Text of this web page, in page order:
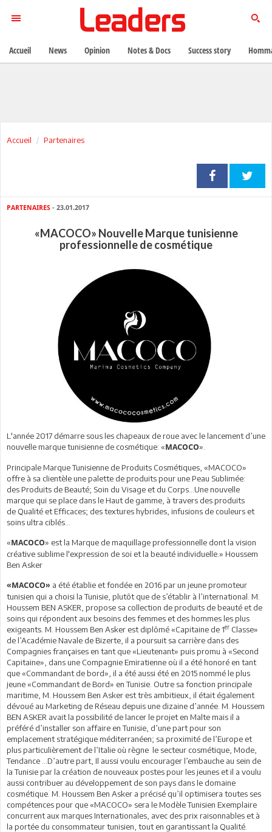
Accueil Partenaires
PARTENAIRES - 23.01.2017
«MACOCO» Nouvelle Marque tunisienne
professionnelle de cosmétique
L'année 2017 démarre sous les chapeaux de roue avec le lancement d’une
nouvelle marque tunisienne de cosmétique: «MACOCO».
Principale Marque Tunisienne de Produits Cosmétiques, «MACOCO»
offre à sa clientèle une palette de produits pour une Peau Sublimée:
des Produits de Beauté; Soin du Visage et du Corps…Une nouvelle
marque qui se place dans le Haut de gamme, à travers des produits
de Qualité et Efficaces; des textures hybrides, infusions de couleurs et
soins ultra ciblés...
«MACOCO» est la Marque de maquillage professionnelle dont la vision
créative sublime l'expression de soi et la beauté individuelle.» Houssem
Ben Asker
«MACOCO» a été établie et fondée en 2016 par un jeune promoteur
tunisien qui a choisi la Tunisie, plutôt que de s’établir à l’international. M.
Houssem BEN ASKER, propose sa collection de produits de beauté et de
soins qui répondent aux besoins des femmes et des hommes les plus
exigeants. M. Houssem Ben Asker est diplômé «Capitaine de 1er Classe»
de l’Académie Navale de Bizerte, il a poursuit sa carrière dans des
Compagnies françaises en tant que «Lieutenant» puis promu à «Second
Capitaine», dans une Compagnie Emiratienne où il a été honoré en tant
que «Commandant de bord», il a été aussi été en 2015 nommé le plus
jeune «Commandant de Bord» en Tunisie. Outre sa fonction principale
maritime, M. Houssem Ben Asker est très ambitieux, il était également
dévoué au Marketing de Réseau depuis une dizaine d’année. M. Houssem
BEN ASKER avait la possibilité de lancer le projet en Malte mais il a
préféré d’installer son affaire en Tunisie, d’une part pour son
emplacement stratégique méditerranéen; sa proximité de l’Europe et
plus particulièrement de l’Italie où règne le secteur cosmétique, Mode,
Tendance …D’autre part, Il aussi voulu encourager l’embauche au sein de
la Tunisie par la création de nouveaux postes pour les jeunes et il a voulu
aussi contribuer au développement de son pays dans le domaine
cosmétique. M. Houssem Ben Asker a précisé qu’il optimisera toutes ses
compétences pour que «MACOCO» sera le Modèle Tunisien Exemplaire
concurrent aux marques Internationales, avec des prix raisonnables et à
la portée du consommateur tunisien, tout en garantissant la Qualité.
Accueil News Opinion Notes & Docs Success story